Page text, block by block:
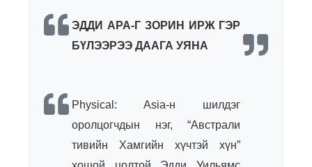
ЭДДИ АРА-Г ЗОРИН ИРЖ ГЭР
БҮЛЭЭРЭЭ ДААГА УЯНА
Physical: Asia-н шилдэг
оролцогчдын нэг, “Австрали
тивийн Хамгийн хүчтэй хүн”